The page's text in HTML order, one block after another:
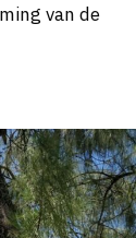
van de